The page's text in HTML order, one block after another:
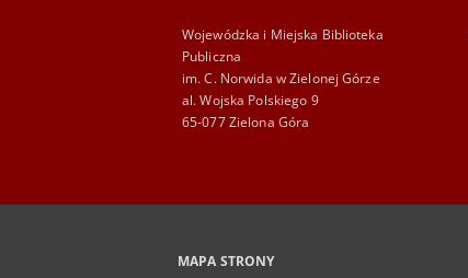
Wojewódzka i Miejska Biblioteka
Publiczna
im. C. Norwida w Zielonej Górze
al. Wojska Polskiego 9
65-077 Zielona Góra
MAPA STRONY